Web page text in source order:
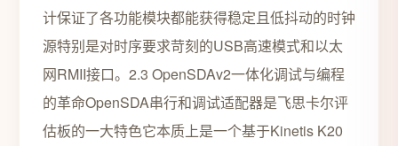
计保证了各功能模块都能获得稳定且低抖动的时钟
源特别是对时序要求苛刻的USB高速模式和以太
网RMII接口。2.3 OpenSDAv2一体化调试与编程
的革命OpenSDA串行和调试适配器是飞思卡尔评
估板的一大特色它本质上是一个基于Kinetis K20